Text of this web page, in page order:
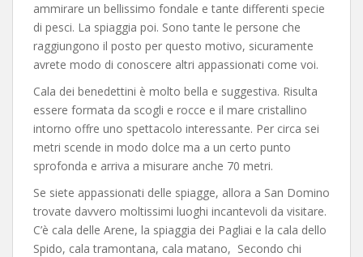
ammirare un bellissimo fondale e tante differenti specie
di pesci. La spiaggia poi. Sono tante le persone che
raggiungono il posto per questo motivo, sicuramente
avrete modo di conoscere altri appassionati come voi.
Cala dei benedettini è molto bella e suggestiva. Risulta
essere formata da scogli e rocce e il mare cristallino
intorno offre uno spettacolo interessante. Per circa sei
metri scende in modo dolce ma a un certo punto
sprofonda e arriva a misurare anche 70 metri.
Se siete appassionati delle spiagge, allora a San Domino
trovate davvero moltissimi luoghi incantevoli da visitare.
C’è cala delle Arene, la spiaggia dei Pagliai e la cala dello
Spido, cala tramontana, cala matano, Secondo chi